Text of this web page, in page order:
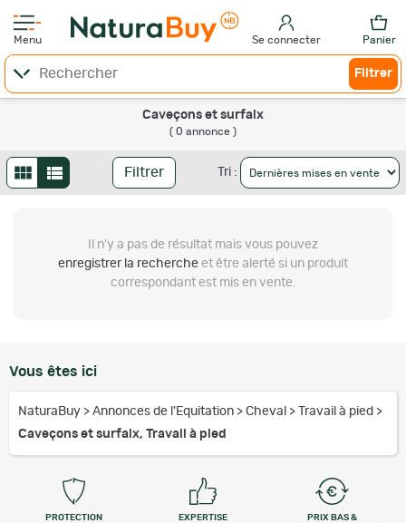
Menu Se connecter Panier
Filtrer
Caveçons et surfaix
( 0 annonce )
Filtrer Tri :
Il n'y a pas de résultat mais vous pouvez
enregistrer la recherche et être alerté si un produit
correspondant est mis en vente.
Vous êtes ici
NaturaBuy > Annonces de l'Equitation > Cheval > Travail à pied >
Caveçons et surfaix, Travail à pied
PROTECTION
EXPERTISE
PRIX BAS &